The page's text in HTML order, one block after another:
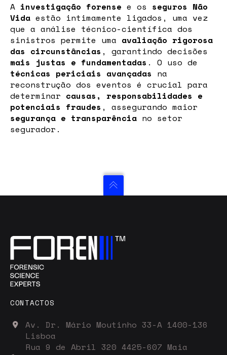
A investigação forense e os seguros Não
Vida estão intimamente ligados, uma vez
que a análise técnico-científica dos
sinistros permite uma avaliação rigorosa
das circunstâncias , garantindo decisões
mais justas e fundamentadas . O uso de
técnicas periciais avançadas na
reconstrução dos eventos é crucial para
determinar causas, responsabilidades e
potenciais fraudes , assegurando maior
segurança e transparência no setor
segurador.
CONTACTOS
Av. Dr. Mário Moutinho 33-A 1400-136
Lisboa
Rua 9 de Abril 320 4425-607 Maia